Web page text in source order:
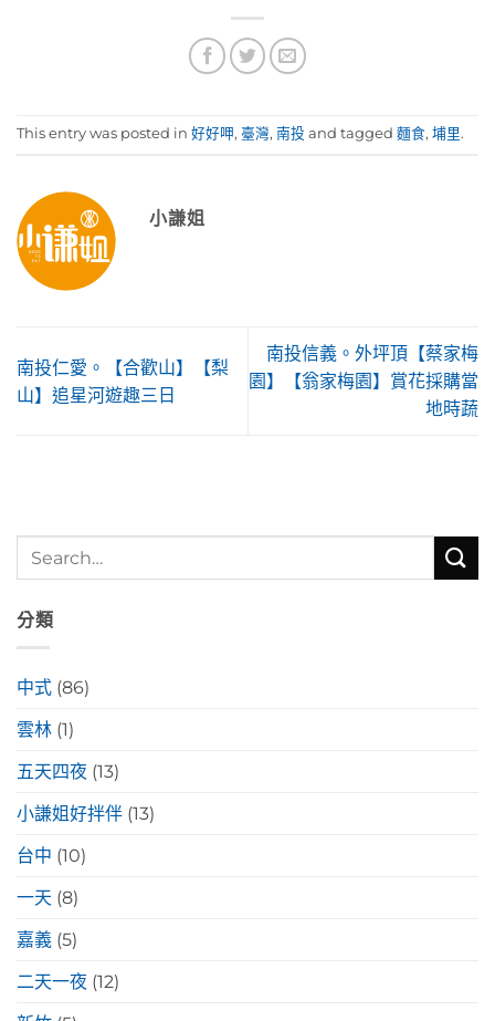
This entry was posted in 好好呷, 臺灣, 南投 and tagged 麵食, 埔里.
小謙姐
南投仁愛。【合歡山】【梨
山】追星河遊趣三日
南投信義。外坪頂【蔡家梅
園】【翁家梅園】賞花採購當
地時蔬
分類
中式 (86)
雲林 (1)
五天四夜 (13)
小謙姐好拌伴 (13)
台中 (10)
一天 (8)
嘉義 (5)
二天一夜 (12)